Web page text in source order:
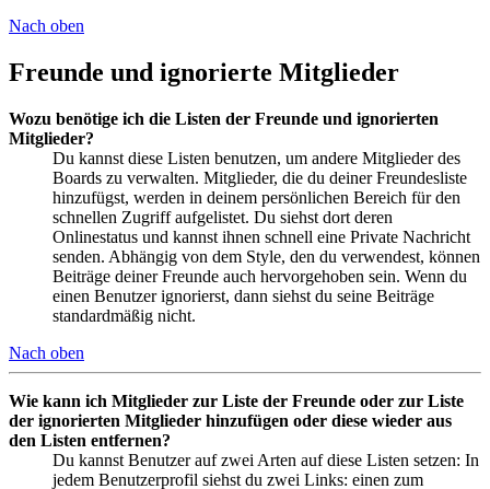
Nach oben
Freunde und ignorierte Mitglieder
Wozu benötige ich die Listen der Freunde und ignorierten
Mitglieder?
Du kannst diese Listen benutzen, um andere Mitglieder des
Boards zu verwalten. Mitglieder, die du deiner Freundesliste
hinzufügst, werden in deinem persönlichen Bereich für den
schnellen Zugriff aufgelistet. Du siehst dort deren
Onlinestatus und kannst ihnen schnell eine Private Nachricht
senden. Abhängig von dem Style, den du verwendest, können
Beiträge deiner Freunde auch hervorgehoben sein. Wenn du
einen Benutzer ignorierst, dann siehst du seine Beiträge
standardmäßig nicht.
Nach oben
Wie kann ich Mitglieder zur Liste der Freunde oder zur Liste
der ignorierten Mitglieder hinzufügen oder diese wieder aus
den Listen entfernen?
Du kannst Benutzer auf zwei Arten auf diese Listen setzen: In
jedem Benutzerprofil siehst du zwei Links: einen zum